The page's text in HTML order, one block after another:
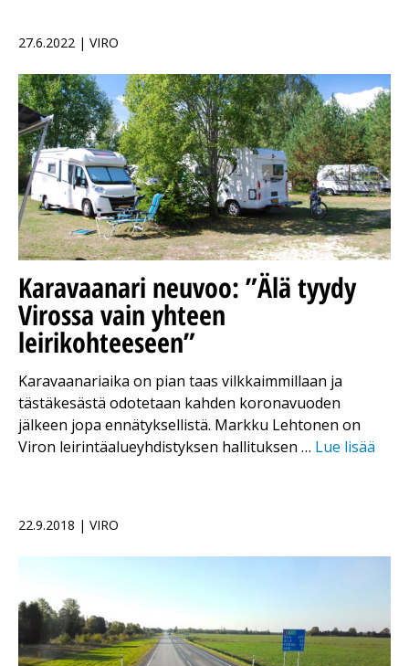
27.6.2022 | VIRO
Karavaanari neuvoo: ”Älä tyydy
Virossa vain yhteen
leirikohteeseen”
Karavaanariaika on pian taas vilkkaimmillaan ja
tästäkesästä odotetaan kahden koronavuoden
jälkeen jopa ennätyksellistä. Markku Lehtonen on
Viron leirintäalueyhdistyksen hallituksen … Lue lisää
22.9.2018 | VIRO